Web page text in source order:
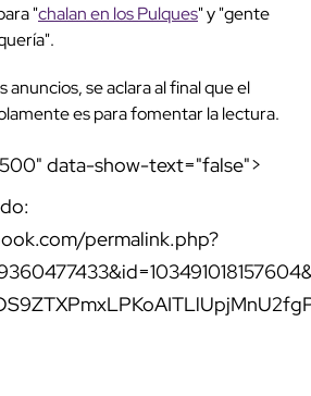
"chalan en los Pulques" y "gente
anuncios, se aclara al final que el
es para fomentar la lectura.
data-show-text="false">
permalink.php?